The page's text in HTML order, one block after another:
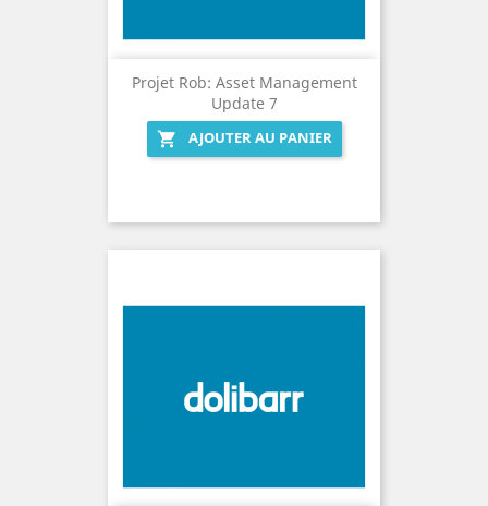
Projet Rob: Asset Management
Update 7

AJOUTER AU PANIER